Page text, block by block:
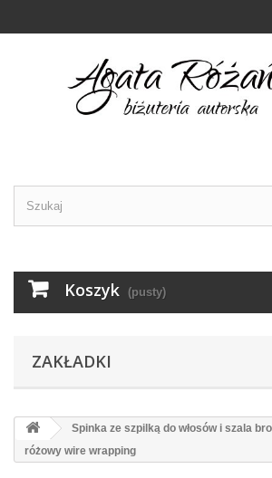
Koszyk (pusty)
ZAKŁADKI
Spinka ze szpilką do włosów i szala
różowy wire wrapping